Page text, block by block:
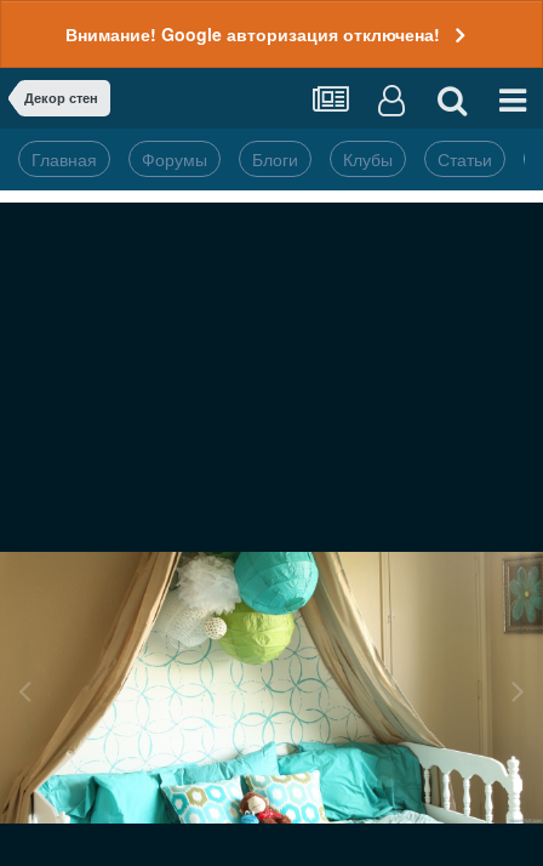
Внимание! Google авторизация отключена!
Декор стен
Главная Форумы Блоги Клубы Статьи